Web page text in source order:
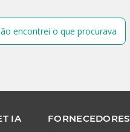
encontrei o que procurava
IA FORNECEDORES